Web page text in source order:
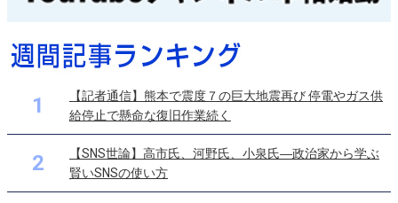
1
【記者通信】熊本で震度７の巨大地震再び 停電やガス供
給停止で懸命な復旧作業続く
2
【SNS世論】高市氏、河野氏、小泉氏―政治家から学ぶ
賢いSNSの使い方